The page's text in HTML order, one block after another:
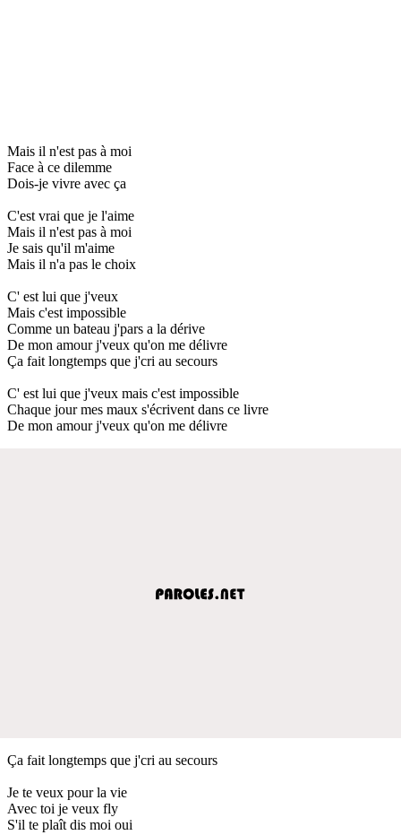
Mais il n'est pas à moi
Face à ce dilemme
Dois-je vivre avec ça
C'est vrai que je l'aime
Mais il n'est pas à moi
Je sais qu'il m'aime
Mais il n'a pas le choix
C' est lui que j'veux
Mais c'est impossible
Comme un bateau j'pars a la dérive
De mon amour j'veux qu'on me délivre
Ça fait longtemps que j'cri au secours
C' est lui que j'veux mais c'est impossible
Chaque jour mes maux s'écrivent dans ce livre
De mon amour j'veux qu'on me délivre
Ça fait longtemps que j'cri au secours
Je te veux pour la vie
Avec toi je veux fly
S'il te plaît dis moi oui